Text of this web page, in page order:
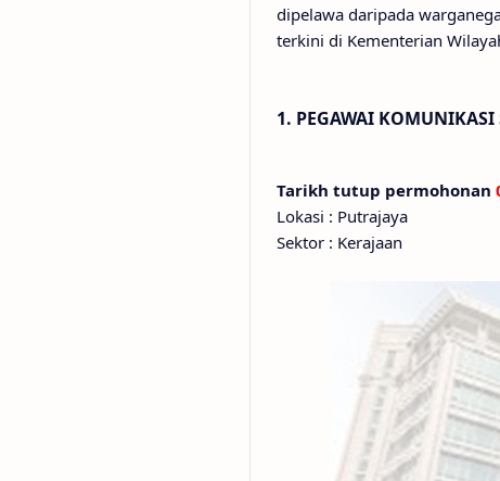
dipelawa daripada
terkini di Kementerian
1. PEGAWAI KOMUNIKASI
Tarikh tutup permohonan
Lokasi : Putrajaya
Sektor : Kerajaan